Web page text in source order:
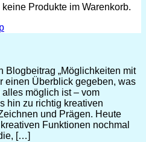
Produkte im Warenkorb.
Blogbeitrag „Möglichkeiten mit
einen Überblick gegeben, was
möglich ist – vom
hin zu richtig kreativen
und Prägen. Heute
Funktionen nochmal
[…]